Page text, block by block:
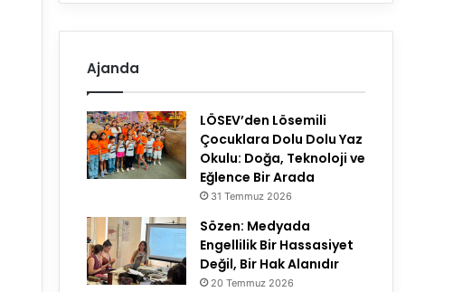
Ajanda
LÖSEV’den Lösemili
Çocuklara Dolu Dolu Yaz
Okulu: Doğa, Teknoloji ve
Eğlence Bir Arada
31 Temmuz 2026
Sözen: Medyada
Engellilik Bir Hassasiyet
Değil, Bir Hak Alanıdır
20 Temmuz 2026